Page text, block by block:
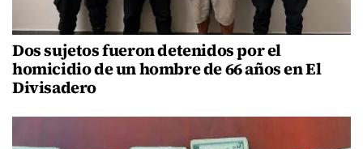
Dos sujetos fueron detenidos por el
homicidio de un hombre de 66 años en El
Divisadero